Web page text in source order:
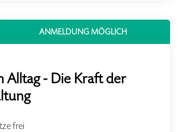
ANMELDUNG MÖGLICH
Alltag - Die Kraft der
frei